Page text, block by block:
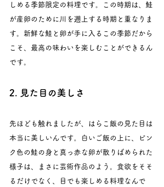
しめる季節限定の料理です。この時期は、鮭
が産卵のために川を遡上する時期と重なりま
す。新鮮な鮭と卵が手に入るこの季節だから
こそ、最高の味わいを楽しむことができるん
です。
2. 見た目の美しさ
先ほども触れましたが、はらこ飯の見た目は
本当に美しいんです。白いご飯の上に、ピン
ク色の鮭の身と真っ赤な卵が散りばめられた
様子は、まさに芸術作品のよう。食欲をそそ
るだけでなく、目でも楽しめる料理なんで